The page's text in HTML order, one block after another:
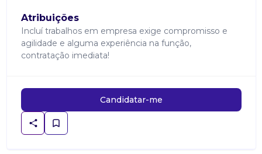
Atribuições
Incluí trabalhos em empresa exige compromisso e
agilidade e alguma experiência na função,
contratação imediata!
Candidatar-me